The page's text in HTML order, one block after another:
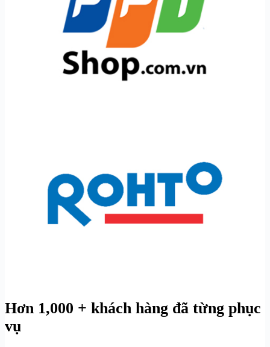
Hơn 1,000 + khách hàng đã từng phục
vụ